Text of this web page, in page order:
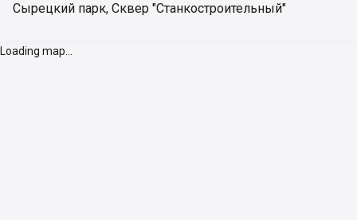
Сырецкий парк, Сквер "Станкостроительный"
Loading map...